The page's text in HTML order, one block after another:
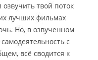
У
м
р
л
и
твой поток
лучших фильмах
Но, в озвученном
с
всё сводится к